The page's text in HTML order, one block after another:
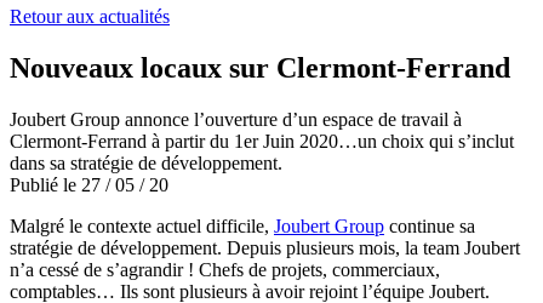
Retour aux actualités
Nouveaux locaux sur Clermont-Ferrand
Joubert Group annonce l’ouverture d’un espace de travail à
Clermont-Ferrand à partir du 1er Juin 2020…un choix qui s’inclut
dans sa stratégie de développement.
Publié le 27 /05 / 20
Malgré le contexte actuel difficile, Joubert Group continue sa
stratégie de développement. Depuis plusieurs mois, la team Joubert
n’a cessé de s’agrandir ! Chefs de projets, commerciaux,
comptables… Ils sont plusieurs à avoir rejoint l’équipe Joubert.